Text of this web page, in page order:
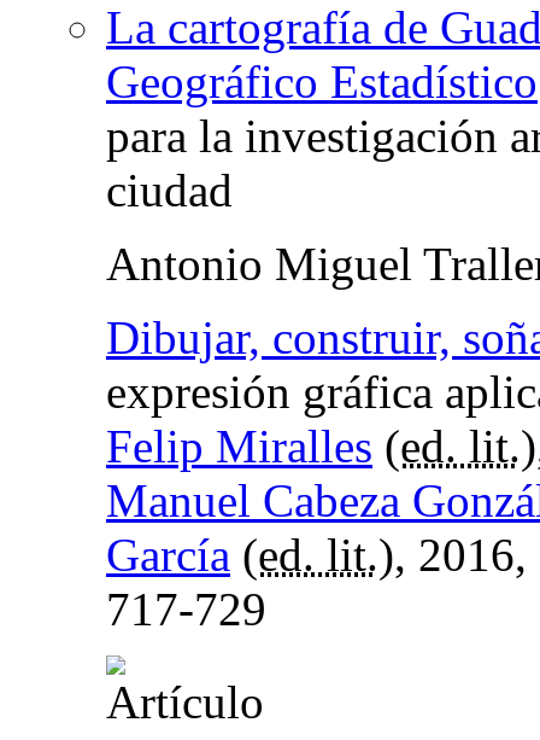
La cartografía de
Geográfico Estadístico
para la investigación
ciudad
Antonio Miguel
Dibujar, construir,
expresión gráfica
Felip Miralles (ed. lit.
Manuel Cabeza
García (ed. lit.), 2016,
717-729